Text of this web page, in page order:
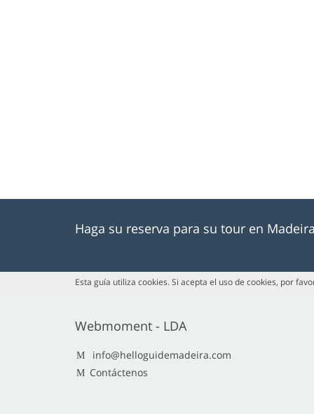
Haga su reserva para su tour en Madeira
Esta guía utiliza cookies. Si acepta el uso de cookies, por
Webmoment - LDA
info@helloguidemadeira.com
Contáctenos